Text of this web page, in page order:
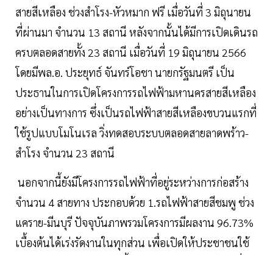
สายสีเหลือง ช่วงสำโรง-หัวหมาก ฟรี เมื่อวันที่ 3 มิถุนายน
ที่ผ่านมา จำนวน 13 สถานี หลังจากนั้นได้มีการเปิดเดินรถ
ครบตลอดสายทั้ง 23 สถานี เมื่อวันที่ 19 มิถุนายน 2566
โดยมีพล.อ. ประยุทธ์ จันทร์โอชา นายกรัฐมนตรี เป็น
ประธานในการเปิดโครงการรถไฟฟ้ามหานครสายสีเหลือง
อย่างเป็นทางการ ซึ่งเป็นรถไฟฟ้าสายสีเหลืองขบวนแรกที่
ใช้รูปแบบโมโนเรล วิ่งทดสอบระบบตลอดสายลาดพร้าว-
สำโรง จำนวน 23 สถานี
นอกจากนี้ยังมีโครงการรถไฟฟ้าที่อยู่ระหว่างการก่อสร้าง
จำนวน 4 สายทาง ประกอบด้วย 1.รถไฟฟ้าสายสีชมพู ช่วง
แคราย-มีนบุรี ปัจจุบันภาพรวมโครงการมีผลงาน 96.73%
เบื้องต้นได้เร่งรัดงานในทุกส่วน เพื่อเปิดให้ประชาชนใช้